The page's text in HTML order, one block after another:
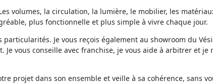
volumes, la circulation, la lumière, le mobilier, les
plus fonctionnelle et plus simple à vivre chaque jour.
Je vous reçois également au showroom du
vous conseille avec franchise, je vous aide à arbitrer et
projet dans son ensemble et veille à sa cohérence, sans